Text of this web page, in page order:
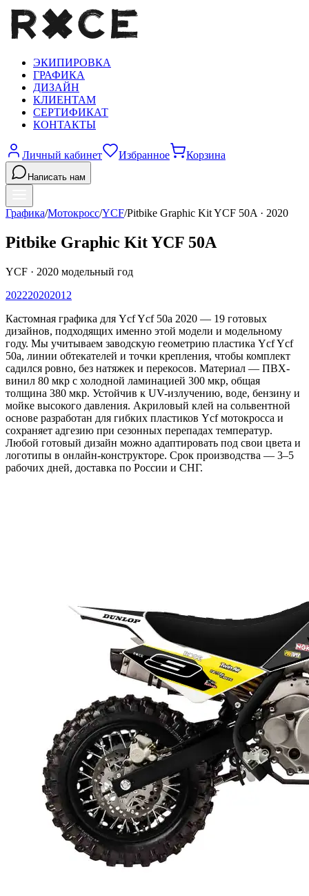
ЭКИПИРОВКА
ГРАФИКА
ДИЗАЙН
КЛИЕНТАМ
СЕРТИФИКАТ
КОНТАКТЫ
Личный кабинет Избранное Корзина
Написать нам
Графика/Мотокросс/YCF/Pitbike Graphic Kit YCF 50A · 2020
Pitbike Graphic Kit YCF 50A
YCF · 2020 модельный год
202220202012
Кастомная графика для Ycf Ycf 50a 2020 — 19 готовых
дизайнов, подходящих именно этой модели и модельному
году. Мы учитываем заводскую геометрию пластика Ycf Ycf
50a, линии обтекателей и точки крепления, чтобы комплект
садился ровно, без натяжек и перекосов. Материал — ПВХ-
винил 80 мкр с холодной ламинацией 300 мкр, общая
толщина 380 мкр. Устойчив к UV-излучению, воде, бензину и
мойке высокого давления. Акриловый клей на сольвентной
основе разработан для гибких пластиков Ycf мотокросса и
сохраняет адгезию при сезонных перепадах температур.
Любой готовый дизайн можно адаптировать под свои цвета и
логотипы в онлайн-конструкторе. Срок производства — 3–5
рабочих дней, доставка по России и СНГ.